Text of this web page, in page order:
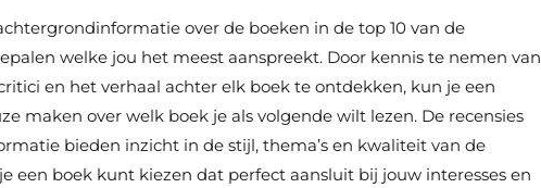
over de boeken in de top 10 van de
welke jou het meest aanspreekt. Door kennis te nemen van
en het verhaal achter elk boek te ontdekken, kun je een
maken over welk boek je als volgende wilt lezen. De recensies
bieden inzicht in de stijl, thema’s en kwaliteit van de
een boek kunt kiezen dat perfect aansluit bij jouw interesses en